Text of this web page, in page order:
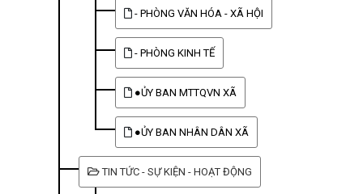
- PHÒNG VĂN HÓA - XÃ HỘI
- PHÒNG KINH TẾ
●ỦY BAN MTTQVN XÃ
●ỦY BAN NHÂN DÂN XÃ
TIN TỨC - SỰ KIỆN - HOẠT ĐỘNG